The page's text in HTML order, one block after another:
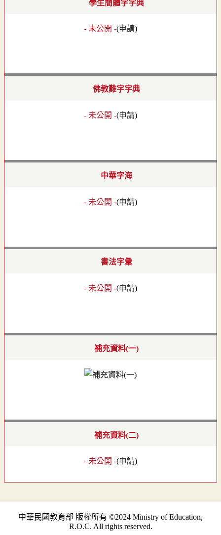
學生簡體字字典
- 未公開 -(申請)
佛教難字字典
- 未公開 -(申請)
中華字海
- 未公開 -(申請)
書法字彙
- 未公開 -(申請)
補充資料(一)
補充資料(二)
- 未公開 -(申請)
中華民國教育部 版權所有 ©2024 Ministry of Education,
R.O.C. All rights reserved.